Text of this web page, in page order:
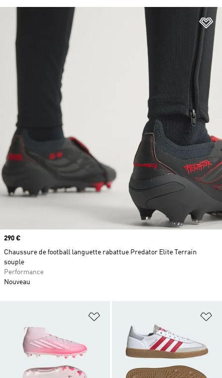
Ajouter à la Liste de produits
Prix
290 €
Chaussure de football languette rabattue Predator Elite Terrain
souple
Performance
Nouveau